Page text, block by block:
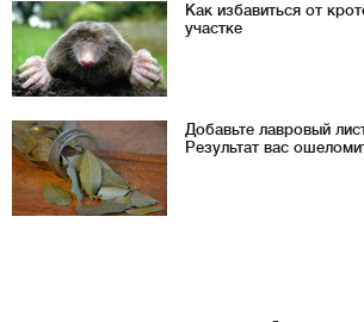
Как избавиться от
участке
Добавьте лавровый
Результат вас